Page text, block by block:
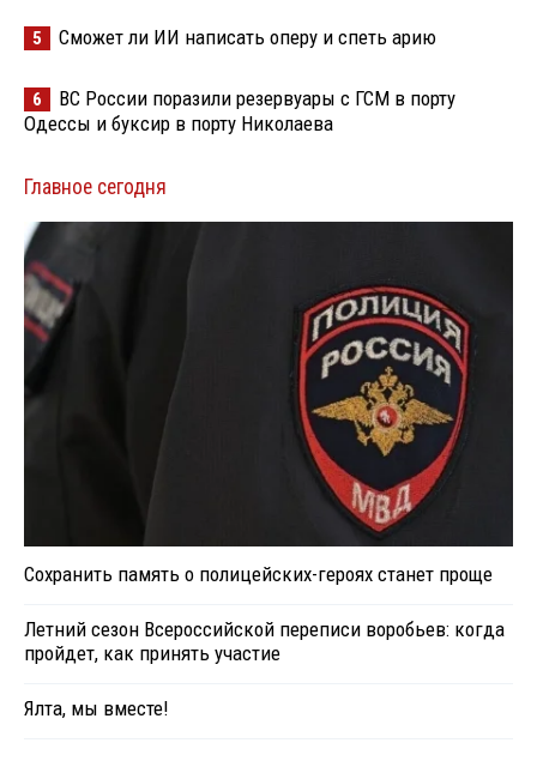
5 Сможет ли ИИ написать оперу и спеть арию
6
ВС России поразили резервуары с ГСМ в порту
Одессы и буксир в порту Николаева
Главное сегодня
Сохранить память о полицейских-героях станет проще
Летний сезон Всероссийской переписи воробьев: когда
пройдет, как принять участие
Ялта, мы вместе!